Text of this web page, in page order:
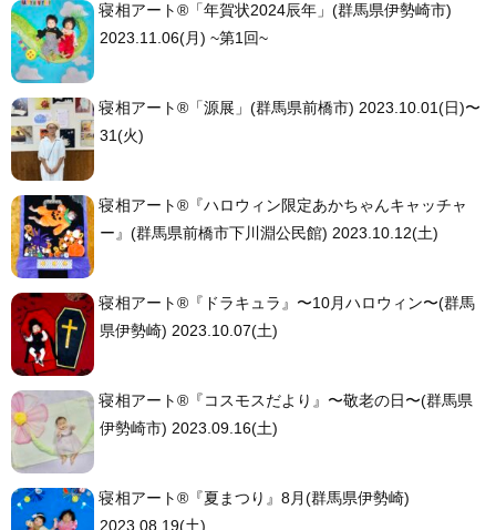
寝相アート®︎「年賀状2024辰年」(群馬県伊勢崎市)
2023.11.06(月) ~第1回~
寝相アート®「源展」(群馬県前橋市) 2023.10.01(日)〜
31(火)
寝相アート®︎『ハロウィン限定あかちゃんキャッチャ
ー』(群馬県前橋市下川淵公民館) 2023.10.12(土)
寝相アート®︎『ドラキュラ』〜10月ハロウィン〜(群馬
県伊勢崎) 2023.10.07(土)
寝相アート®︎『コスモスだより』〜敬老の日〜(群馬県
伊勢崎市) 2023.09.16(土)
寝相アート®︎『夏まつり』8月(群馬県伊勢崎)
2023.08.19(土)